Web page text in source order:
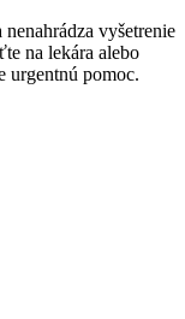
vyšetrenie
na lekára alebo
urgentnú pomoc.